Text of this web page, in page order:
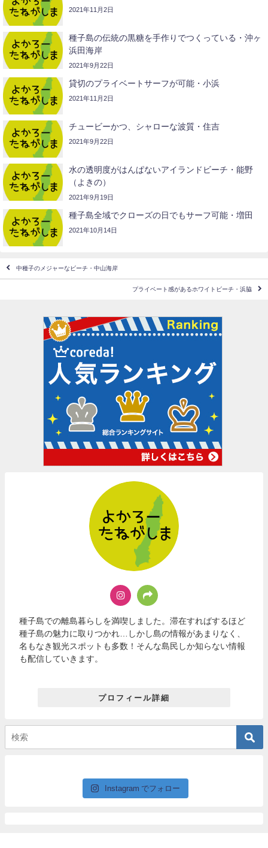
2021年11月2日
種子島の伝統の黒糖を手作りでつくっている・沖ヶ
浜田海岸
2021年9月22日
貸切のプライベートサーフが可能・小浜
2021年11月2日
チュービーかつ、シャローな波質・住吉
2021年9月22日
水の透明度がはんぱないアイランドビーチ・能野
（よきの）
2021年9月19日
種子島全域でクローズの日でもサーフ可能・増田
2021年10月14日
中種子のメジャーなビーチ・中山海岸
プライベート感があるホワイトビーチ・浜脇
種子島での離島暮らしを満喫しました。滞在すればするほど
種子島の魅力に取りつかれ…しかし島の情報があまりなく、
名もなき観光スポットも多数！そんな島民しか知らない情報
も配信していきます。
プロフィール詳細
Instagram でフォロー